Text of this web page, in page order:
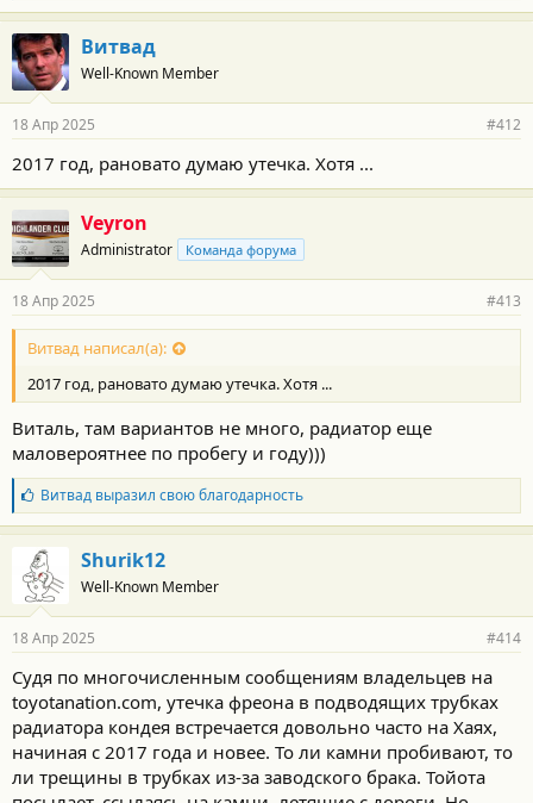
а
г
о
д
а
н
с
т
:
Витвад
Well-Known Member
18 Апр 2025 #412
2017 год, рановато думаю утечка. Хотя ...
Veyron
Administrator Команда форума
18 Апр 2025 #413
Витвад написал(а):
2017 год, рановато думаю утечка. Хотя ...
Виталь, там вариантов не много, радиатор еще
маловероятнее по пробегу и году)))
Б
л
а
г
о
д
а
н
с
т
и
:
Витвадвыразил свою благодарность
Shurik12
Well-Known Member
18 Апр 2025 #414
Судя по многочисленным сообщениям владельцев на
toyotanation.com, утечка фреона в подводящих трубках
радиатора кондея встречается довольно часто на Хаях,
начиная с 2017 года и новее. То ли камни пробивают, то
ли трещины в трубках из-за заводского брака. Тойота